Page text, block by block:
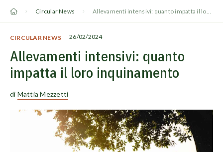
Circular News Allevamenti intensivi: quanto impatta il loro inquinamento
CIRCULAR NEWS 26/02/2024
Allevamenti intensivi: quanto
impatta il loro inquinamento
di Mattia Mezzetti